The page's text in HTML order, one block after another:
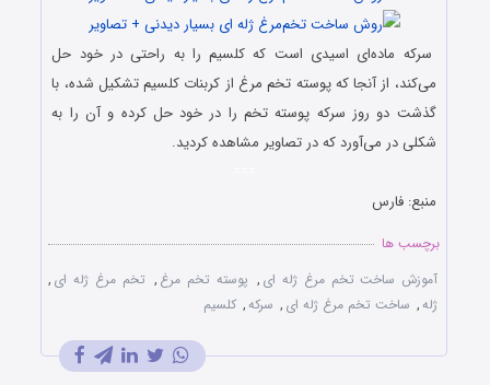
سرکه ماده‌ای اسیدی است که کلسیم را به راحتی در خود حل
می‌کند، از آنجا که پوسته تخم مرغ از کربنات کلسیم تشکیل شده، با
گذشت دو روز سرکه پوسته تخم را در خود حل کرده و آن را به
شکلی در می‌آورد که در تصاویر مشاهده کردید.
منبع: فارس
برچسب ها
آموزش ساخت تخم مرغ ژله ای , پوسته تخم مرغ , تخم مرغ ژله ای ,
ژله, ساخت تخم مرغ ژله ای , سرکه, کلسیم